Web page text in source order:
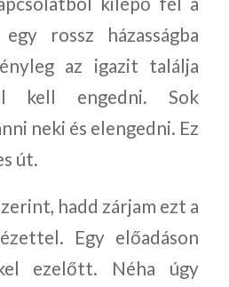
rossz házasságba
az igazit találja
kell engedni. Sok
neki és elengedni. Ez
út.
hadd zárjam ezt a
Egy előadáson
ezelőtt. Néha úgy